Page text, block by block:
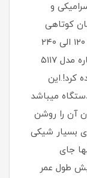
سرامیکی و
کوتاهی
فراهم میکند. ولتاژ مورد نیاز این دستگاه ۱۲۰ الی ۲۴۰
ولت میباشد.پس از ویو سرامیک هفت کاره مدل ۵۱۱۷
کرد!.این
میباشد
آن را روشن
بسیار شیکی
جای
طول عمر